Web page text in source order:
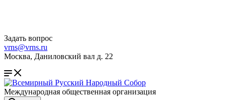
Задать вопрос
vrns@vrns.ru
Москва, Даниловский вал д. 22
Международная общественная организация